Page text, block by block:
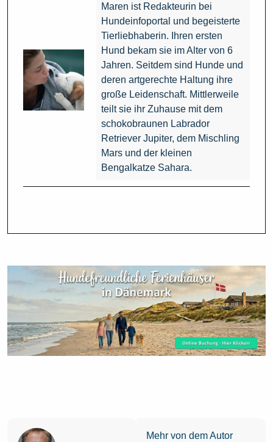
Maren ist Redakteurin bei
Hundeinfoportal und begeisterte
Tierliebhaberin. Ihren ersten
Hund bekam sie im Alter von 6
Jahren. Seitdem sind Hunde und
deren artgerechte Haltung ihre
große Leidenschaft. Mittlerweile
teilt sie ihr Zuhause mit dem
schokobraunen Labrador
Retriever Jupiter, dem Mischling
Mars und der kleinen
Bengalkatze Sahara.
Mehr von dem Autor